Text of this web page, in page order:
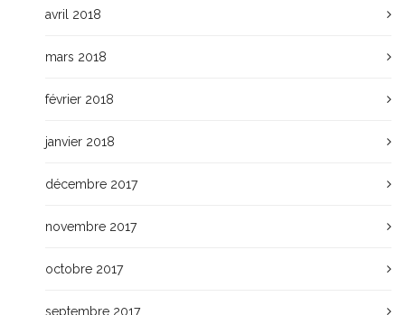
avril 2018
mars 2018
février 2018
janvier 2018
décembre 2017
novembre 2017
octobre 2017
septembre 2017